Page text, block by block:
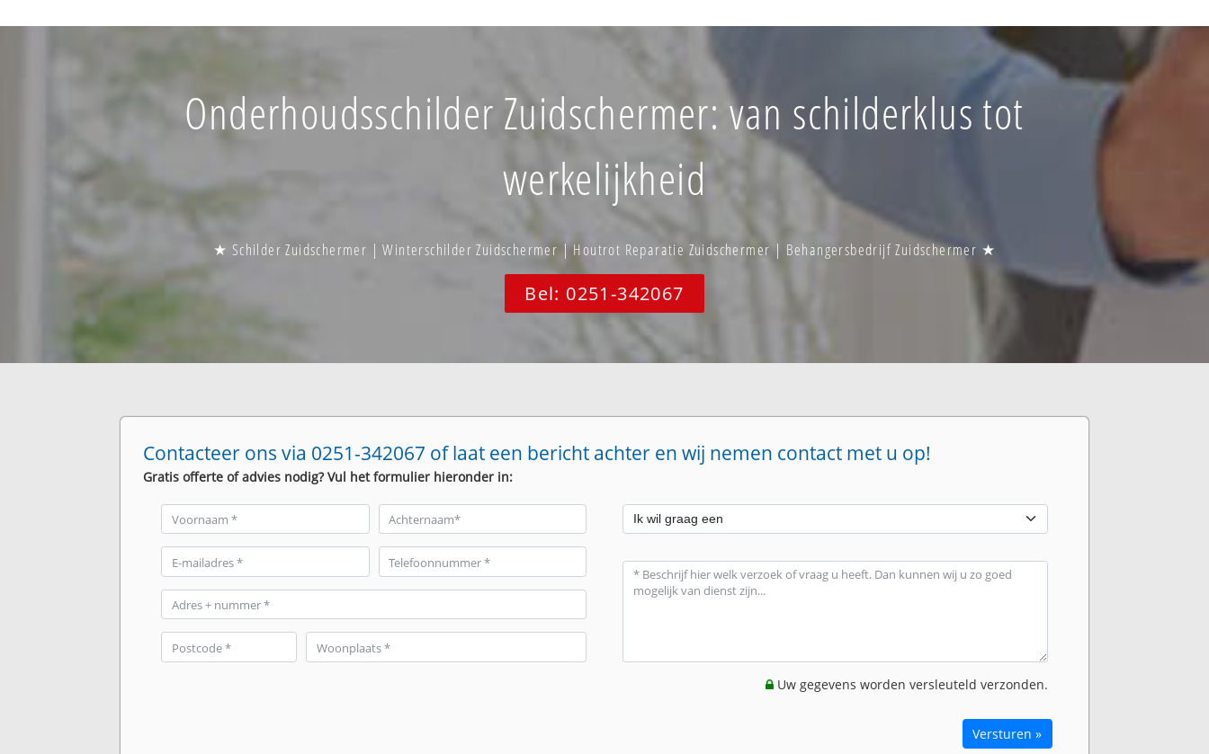
Onderhoudsschilder Zuidschermer: van schilderklus tot
werkelijkheid
★ Schilder Zuidschermer | Winterschilder Zuidschermer | Houtrot Reparatie Zuidschermer | Behangersbedrijf Zuidschermer ★
Bel: 0251-342067
Contacteer ons via 0251-342067 of laat een bericht achter en wij nemen contact met u op!
Gratis offerte of advies nodig? Vul het formulier hieronder in:
Uw gegevens worden versleuteld verzonden.
Versturen »